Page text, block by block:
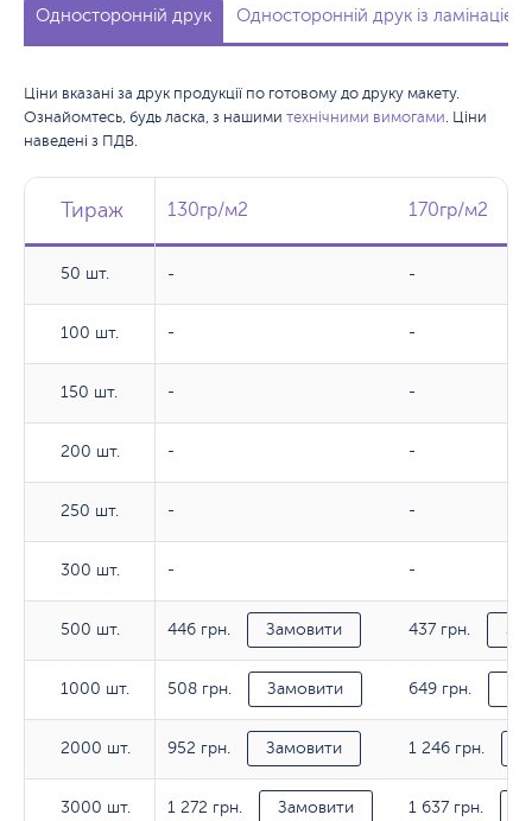
Односторонній друк Односторонній друк із ламінацією
Ціни вказані за друк продукції по готовому до друку макету.
Ознайомтесь, будь ласка, з нашими технічними вимогами. Ціни
наведені з ПДВ.
Тираж
50 шт.
100 шт.
150 шт.
200 шт.
250 шт.
300 шт.
500 шт.
1000 шт.
2000 шт.
3000 шт.
Тираж 130гр/м2 170гр/м2
Тираж 130гр/м2 170гр/м2
50 шт. - -
100 шт. - -
150 шт. - -
200 шт. - -
250 шт. - -
300 шт. - -
500 шт. 446 грн. Замовити 437 грн.
1000 шт. 508 грн. Замовити 649 грн.
2000 шт. 952 грн. Замовити 1 246 грн.
3000 шт. 1 272 грн. Замовити 1 637 грн.